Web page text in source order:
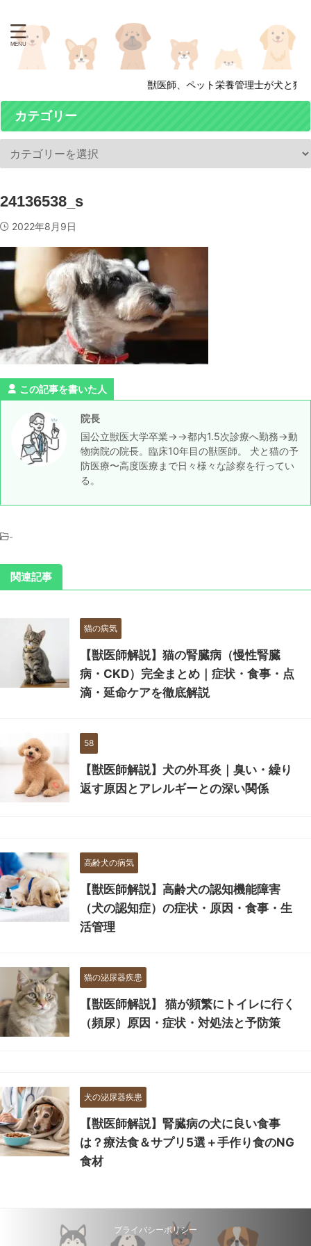
獣医師、ペット栄養管理士が犬と猫
カテゴリー
24136538_s
2022年8月9日
この記事を書いた人
院長
国公立獣医大学卒業→→都内1.5次診療へ勤務→動
物病院の院長。臨床10年目の獣医師。 犬と猫の予
防医療〜高度医療まで日々様々な診察を行ってい
る。
-
関連記事
猫の病気
【獣医師解説】猫の腎臓病（慢性腎臓
病・CKD）完全まとめ｜症状・食事・点
滴・延命ケアを徹底解説
58
【獣医師解説】犬の外耳炎｜臭い・繰り
返す原因とアレルギーとの深い関係
高齢犬の病気
【獣医師解説】高齢犬の認知機能障害
（犬の認知症）の症状・原因・食事・生
活管理
猫の泌尿器疾患
【獣医師解説】 猫が頻繁にトイレに行く
（頻尿）原因・症状・対処法と予防策
犬の泌尿器疾患
【獣医師解説】腎臓病の犬に良い食事
は？療法食＆サプリ5選＋手作り食のNG
食材
プライバシーポリシー